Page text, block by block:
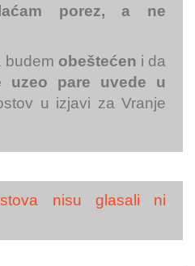
porez, a ne
budem obeštećen i da
pare uvede u
u izjavi za Vranje
nisu glasali ni